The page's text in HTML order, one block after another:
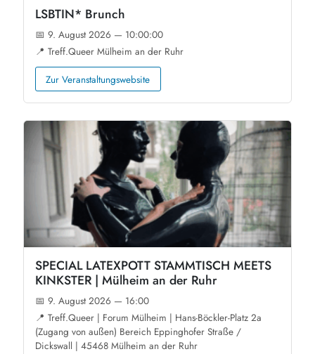
LSBTIN* Brunch
📅 9. August 2026 — 10:00:00
📍 Treff.Queer Mülheim an der Ruhr
Zur Veranstaltungswebsite
SPECIAL LATEXPOTT STAMMTISCH MEETS
KINKSTER | Mülheim an der Ruhr
📅 9. August 2026 — 16:00
📍 Treff.Queer | Forum Mülheim | Hans-Böckler-Platz 2a
(Zugang von außen) Bereich Eppinghofer Straße /
Dickswall | 45468 Mülheim an der Ruhr